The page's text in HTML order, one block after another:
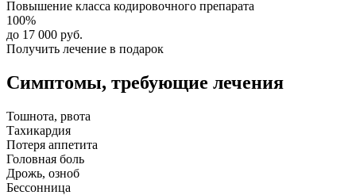
Повышение класса кодировочного препарата
100%
до 17 000 руб.
Получить лечение в подарок
Симптомы, требующие лечения
Тошнота, рвота
Тахикардия
Потеря аппетита
Головная боль
Дрожь, озноб
Бессонница